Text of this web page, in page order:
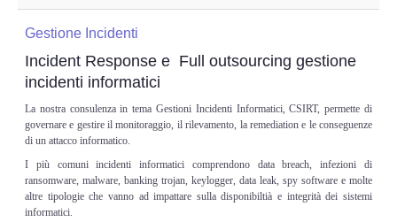
Gestione Incidenti
Incident Response e Full outsourcing gestione
incidenti informatici
La nostra consulenza in tema Gestioni Incidenti Informatici, CSIRT, permette di
governare e gestire il monitoraggio, il rilevamento, la remediation e le conseguenze
di un attacco informatico.
I più comuni incidenti informatici comprendono data breach, infezioni di
ransomware, malware, banking trojan, keylogger, data leak, spy software e molte
altre tipologie che vanno ad impattare sulla disponibiltià e integrità dei sistemi
informatici.